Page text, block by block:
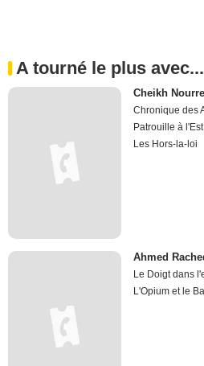
A tourné le plus avec...
Cheikh
Chronique des
Patrouille à l'Est
Les Hors-la-loi
Ahmed
Le Doigt dans
L'Opium et le